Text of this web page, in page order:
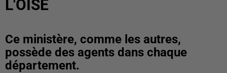
L'OISE
Ce ministère, comme les autres,
possède des agents dans chaque
département.